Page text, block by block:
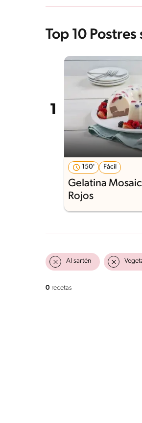
Top 10
150' Fácil
Gelatina
Rojos
Al sartén
0 recetas